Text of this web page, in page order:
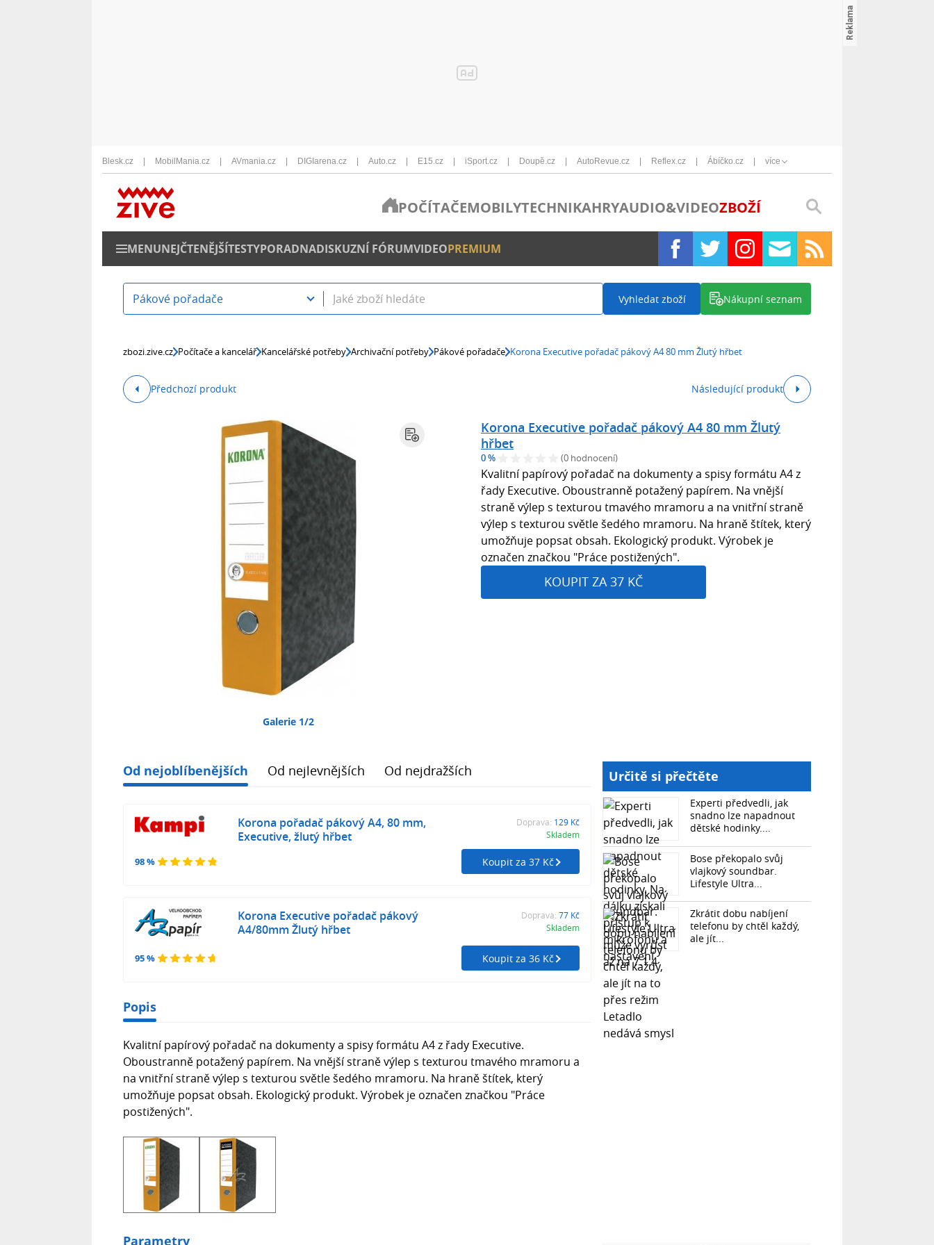
Blesk.cz MobilMania.cz AVmania.cz DIGIarena.cz Auto.cz E15.cz iSport.cz Doupě.cz AutoRevue.cz Reflex.cz Ábíčko.cz více
POČÍTAČEMOBILYTECHNIKAHRYAUDIO&VIDEOZBOŽÍ
MENUNEJČTENĚJŠÍTESTYPORADNADISKUZNÍ FÓRUMVIDEOPREMIUM
Pákové pořadače Vyhledat zboží Nákupní seznam
zbozi.zive.cz Počítače a kancelář Kancelářské potřeby Archivační potřeby Pákové pořadače Korona Executive pořadač pákový A4 80 mm Žlutý hřbet
Předchozí produkt Následující produkt
Galerie 1/2
Korona Executive pořadač pákový A4 80 mm Žlutý
hřbet
0 % (0 hodnocení)
Kvalitní papírový pořadač na dokumenty a spisy formátu A4 z
řady Executive. Oboustranně potažený papírem. Na vnější
straně výlep s texturou tmavého mramoru a na vnitřní straně
výlep s texturou světle šedého mramoru. Na hraně štítek, který
umožňuje popsat obsah. Ekologický produkt. Výrobek je
označen značkou "Práce postižených".
KOUPIT ZA 37 KČ
Od nejoblíbenějších Od nejlevnějších Od nejdražších
98 %
Korona pořadač pákový A4, 80 mm,
Executive, žlutý hřbet
Doprava: 129 Kč
Skladem
Koupit za 37 Kč
95 %
Korona Executive pořadač pákový
A4/80mm Žlutý hřbet
Doprava: 77 Kč
Skladem
Koupit za 36 Kč
Popis
Kvalitní papírový pořadač na dokumenty a spisy formátu A4 z řady Executive.
Oboustranně potažený papírem. Na vnější straně výlep s texturou tmavého mramoru a
na vnitřní straně výlep s texturou světle šedého mramoru. Na hraně štítek, který
umožňuje popsat obsah. Ekologický produkt. Výrobek je označen značkou "Práce
postižených".
Parametry
Určitě si přečtěte
Experti předvedli, jak
snadno lze napadnout
dětské hodinky....
Bose překopalo svůj
vlajkový soundbar.
Lifestyle Ultra...
Zkrátit dobu nabíjení
telefonu by chtěl každý,
ale jít...